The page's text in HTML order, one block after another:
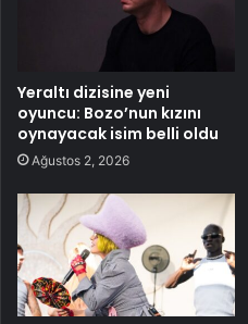
Yeraltı dizisine yeni
oyuncu: Bozo’nun kızını
oynayacak isim belli oldu
Ağustos 2, 2026